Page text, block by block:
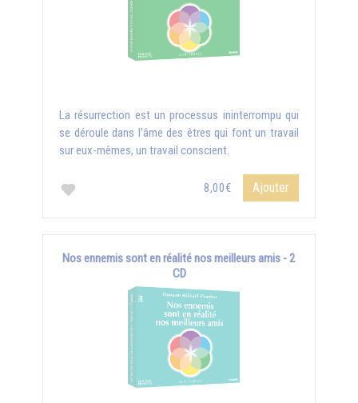
La résurrection est un processus ininterrompu qui
se déroule dans l’âme des êtres qui font un travail
sur eux-mêmes, un travail conscient.
8,00€ Ajouter
Nos ennemis sont en réalité nos meilleurs amis - 2
CD